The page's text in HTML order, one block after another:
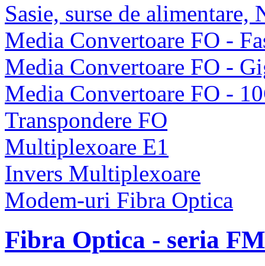
Sasie, surse de alimentare,
Media Convertoare FO -
Media Convertoare FO -
Media Convertoare FO -
Transpondere FO
Multiplexoare E1
Invers Multiplexoare
Modem-uri Fibra Optica
Fibra Optica - seria